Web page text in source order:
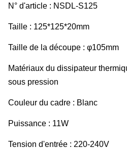
N° d'article : NSDL-S125
Taille : 125*125*20mm
Taille de la découpe : φ105mm
Matériaux du dissipateur
sous pression
Couleur du cadre : Blanc
Puissance : 11W
Tension d'entrée : 220-240V